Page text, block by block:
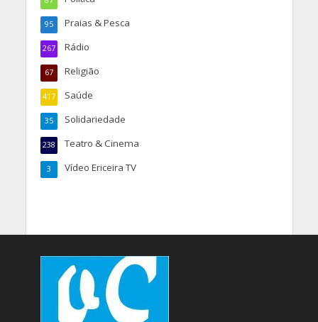
Praias & Pesca
95
Rádio
267
Religião
67
Saúde
417
Solidariedade
35
Teatro & Cinema
238
Vídeo Ericeira TV
3